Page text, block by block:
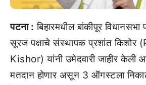
पटना : बिहारमधील बांकीपूर
सूरज पक्षाचे संस्थापक प्रशांत किशोर
Kishor) यांनी उमेदवारी जाहीर
मतदान होणार असून 3 ऑगस्टला